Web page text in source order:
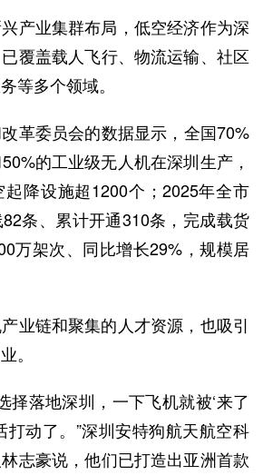
业集群布局，低空经济作为深
覆盖载人飞行、物流运输、社区
等多个领域。
委员会的数据显示，全国70%
的工业级无人机在深圳生产，
降设施超1200个；2025年全市
条、累计开通310条，完成载货
万架次、同比增长29%，规模居
链和聚集的人才资源，也吸引
。
落地深圳，一下飞机就被‘来了
打动了。”深圳安特狗航天航空科
志豪说，他们已打造出亚洲首款